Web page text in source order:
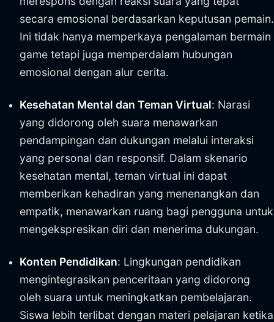
secara emosional berdasarkan keputusan pemain.
Ini tidak hanya memperkaya pengalaman bermain
game tetapi juga memperdalam hubungan
emosional dengan alur cerita.
Kesehatan Mental dan Teman Virtual: Narasi
yang didorong oleh suara menawarkan
pendampingan dan dukungan melalui interaksi
yang personal dan responsif. Dalam skenario
kesehatan mental, teman virtual ini dapat
memberikan kehadiran yang menenangkan dan
empatik, menawarkan ruang bagi pengguna untuk
mengekspresikan diri dan menerima dukungan.
Konten Pendidikan: Lingkungan pendidikan
mengintegrasikan penceritaan yang didorong
oleh suara untuk meningkatkan pembelajaran.
Siswa lebih terlibat dengan materi pelajaran ketika